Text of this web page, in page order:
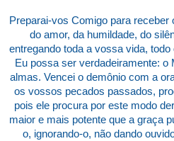
Preparai-vos Comigo para
do amor, da humildade, do
entregando toda a vossa vida,
Eu possa ser verdadeiramente:
almas. Vencei o demônio com a
os vossos pecados passados,
pois ele procura por este modo
maior e mais potente que a graça
o, ignorando-o, não dando